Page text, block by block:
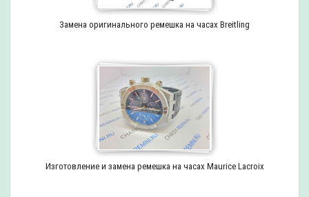
Замена оригинального ремешка на часах Breitling
Изготовление и замена ремешка на часах Maurice Lacroix